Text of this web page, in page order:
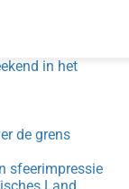
in het
de grens
sfeerimpressie